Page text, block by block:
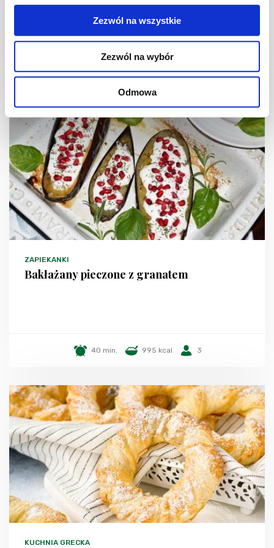
Zezwól na wszystkie
Zezwól na wybór
Odmowa
ZAPIEKANKI
Bakłażany pieczone z granatem
40 min. 995 kcal 3
KUCHNIA GRECKA